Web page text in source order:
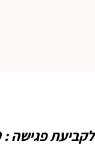
לקביעת פגישה : 050-7499980